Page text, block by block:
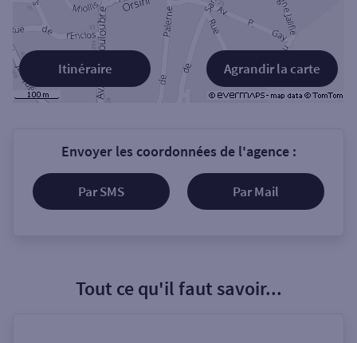
Agrandir la carte
Itinéraire
Envoyer les coordonnées de l'agence :
Par SMS Par Mail
Tout ce qu'il faut savoir...